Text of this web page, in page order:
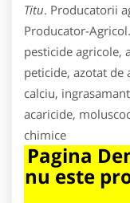
Titu. Producatorii
Producator-
pesticide agricole,
peticide, azotat de
calciu,
acaricide,
chimice
Pagina
nu este